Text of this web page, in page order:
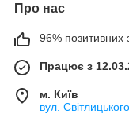
Про нас
96% позитивних
Працює з
м. Київ
вул.